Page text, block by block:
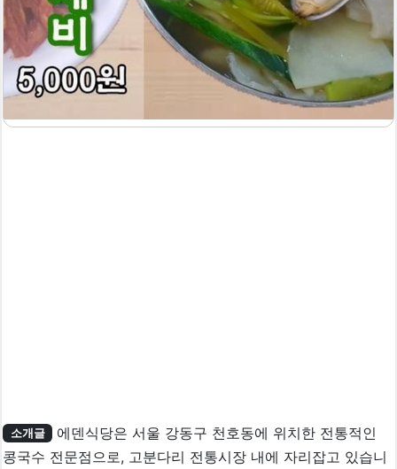
소개글
에덴식당은 서울 강동구 천호동에 위치한 전통적인
콩국수 전문점으로, 고분다리 전통시장 내에 자리잡고 있습니